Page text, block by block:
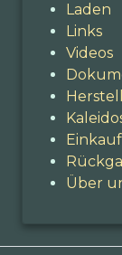
Laden
Links
Videos
Über